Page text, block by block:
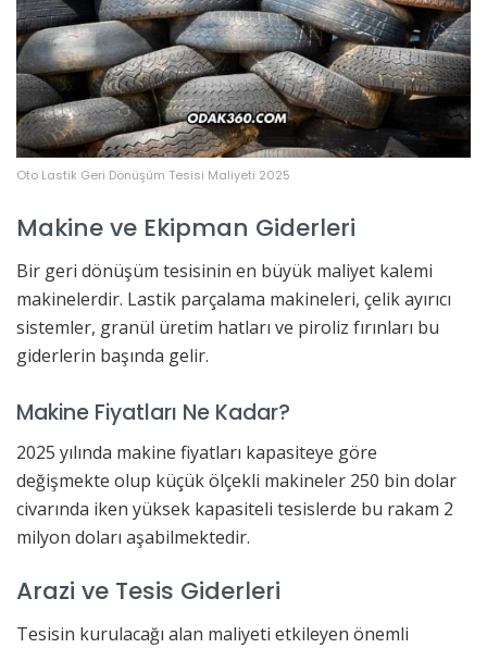
Oto Lastik Geri Dönüşüm Tesisi Maliyeti 2025
Makine ve Ekipman Giderleri
Bir geri dönüşüm tesisinin en büyük maliyet kalemi
makinelerdir. Lastik parçalama makineleri, çelik ayırıcı
sistemler, granül üretim hatları ve piroliz fırınları bu
giderlerin başında gelir.
Makine Fiyatları Ne Kadar?
2025 yılında makine fiyatları kapasiteye göre
değişmekte olup küçük ölçekli makineler 250 bin dolar
civarında iken yüksek kapasiteli tesislerde bu rakam 2
milyon doları aşabilmektedir.
Arazi ve Tesis Giderleri
Tesisin kurulacağı alan maliyeti etkileyen önemli